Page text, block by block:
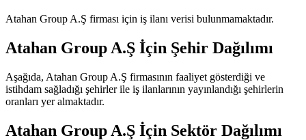
Atahan Group A.Ş firması için iş ilanı verisi bulunmamaktadır.
Atahan Group A.Ş İçin Şehir Dağılımı
Aşağıda, Atahan Group A.Ş firmasının faaliyet gösterdiği ve
istihdam sağladığı şehirler ile iş ilanlarının yayınlandığı şehirlerin
oranları yer almaktadır.
Atahan Group A.Ş İçin Sektör Dağılımı